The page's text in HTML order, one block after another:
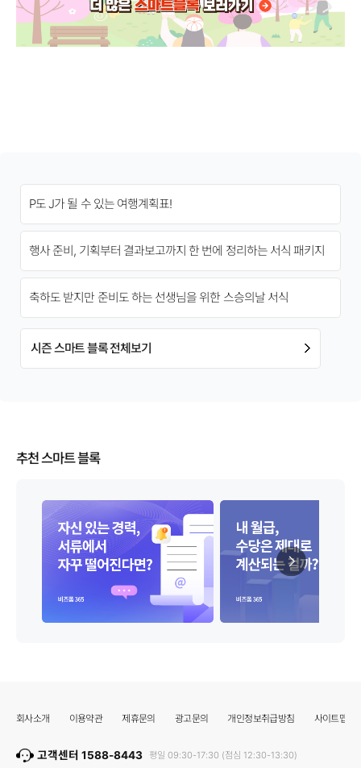
P도 J가 될 수 있는 여행계획표!
행사 준비, 기획부터 결과보고까지 한 번에 정리하는 서식 패키지
축하도 받지만 준비도 하는 선생님을 위한 스승의날 서식
시즌 스마트 블록 전체보기
추천 스마트 블록
회사소개 이용약관 제휴문의 광고문의 개인정보취급방침 사이트맵
고객센터 1588-8443 평일 09:30-17:30 (점심 12:30-13:30)